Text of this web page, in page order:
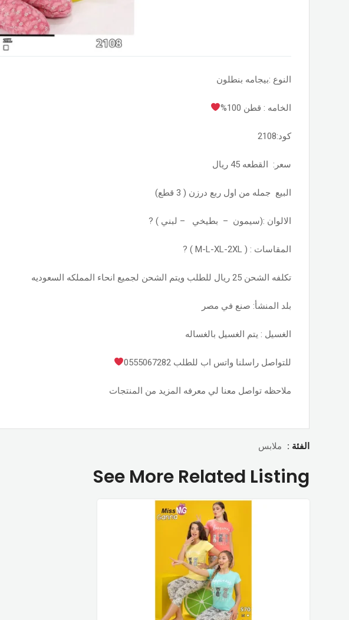
النوع :بيجامه بنطلون
الخامه : قطن 100%
كود:2108
سعر: القطعه 45 ريال
البيع جمله من اول ربع درزن ( 3 قطع)
الالوان :(سيمون – بطيخي – لبني ) ?
المقاسات : ( M-L-XL-2XL ) ?
تكلفه الشحن 25 ريال للطلب ويتم الشحن لجميع انحاء المملكه السعوديه
بلد المنشأ: صنع في مصر
الغسيل : يتم الغسيل بالغساله
للتواصل راسلنا واتس اب للطلب 0555067282
ملاحظه تواصل معنا لي معرفه المزيد من المنتجات
الفئة : ملابس
See More Related Listing